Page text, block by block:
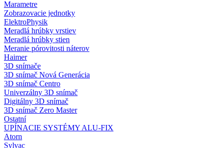
Marametre
Zobrazovacie jednotky
ElektroPhysik
Meradlá hrúbky vrstiev
Meradlá hrúbky stien
Meranie pórovitosti náterov
Haimer
3D snímače
3D snímač Nová Generácia
3D snímač Centro
Univerzálny 3D snímač
Digitálny 3D snímač
3D snímač Zero Master
Ostatní
UPÍNACIE SYSTÉMY ALU-FIX
Atorn
Sylvac